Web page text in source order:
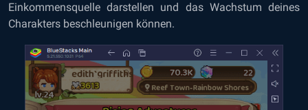
Einkommensquelle darstellen und das Wachstum deines
Charakters beschleunigen können.